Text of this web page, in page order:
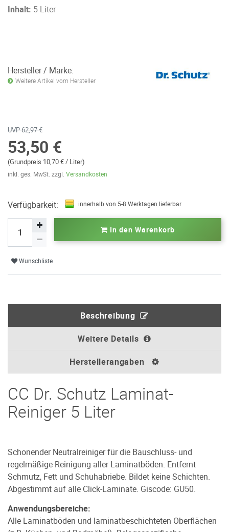
Inhalt: 5 Liter
Hersteller / Marke:
Weitere Artikel vom Hersteller
UVP 62,97 €
53,50 €
(Grundpreis 10,70 € / Liter)
inkl. ges. MwSt. zzgl. Versandkosten
Verfügbarkeit: innerhalb von 5-8 Werktagen lieferbar
In den Warenkorb
Wunschliste
Beschreibung
Weitere Details
Herstellerangaben
CC Dr. Schutz Laminat-
Reiniger 5 Liter
Schonender Neutralreiniger für die Bauschluss- und
regelmäßige Reinigung aller Laminatböden. Entfernt
Schmutz, Fett und Schuhabriebe. Bildet keine Schichten.
Abgestimmt auf alle Click-Laminate. Giscode: GU50.
Anwendungsbereiche:
Alle Laminatböden und laminatbeschichteten Oberflächen